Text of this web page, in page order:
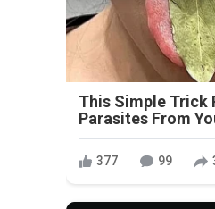
This Simple Trick
Parasites From
377 99